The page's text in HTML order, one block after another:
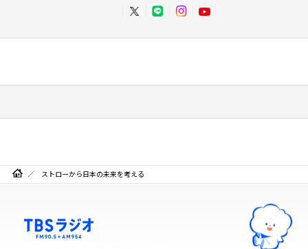
ストローから日本の未来を考える